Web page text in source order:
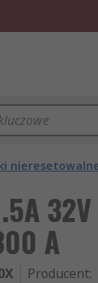
A
Producent: